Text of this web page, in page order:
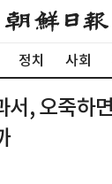
정치 사회
서, 오죽하